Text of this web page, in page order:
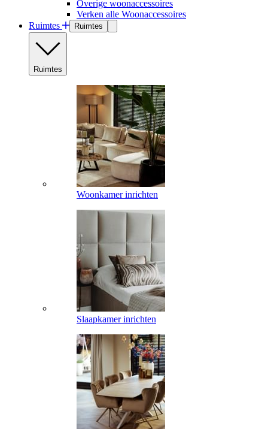
Overige woonaccessoires
Verken alle Woonaccessoires
Ruimtes
Ruimtes
Ruimtes
Woonkamer inrichten
Slaapkamer inrichten